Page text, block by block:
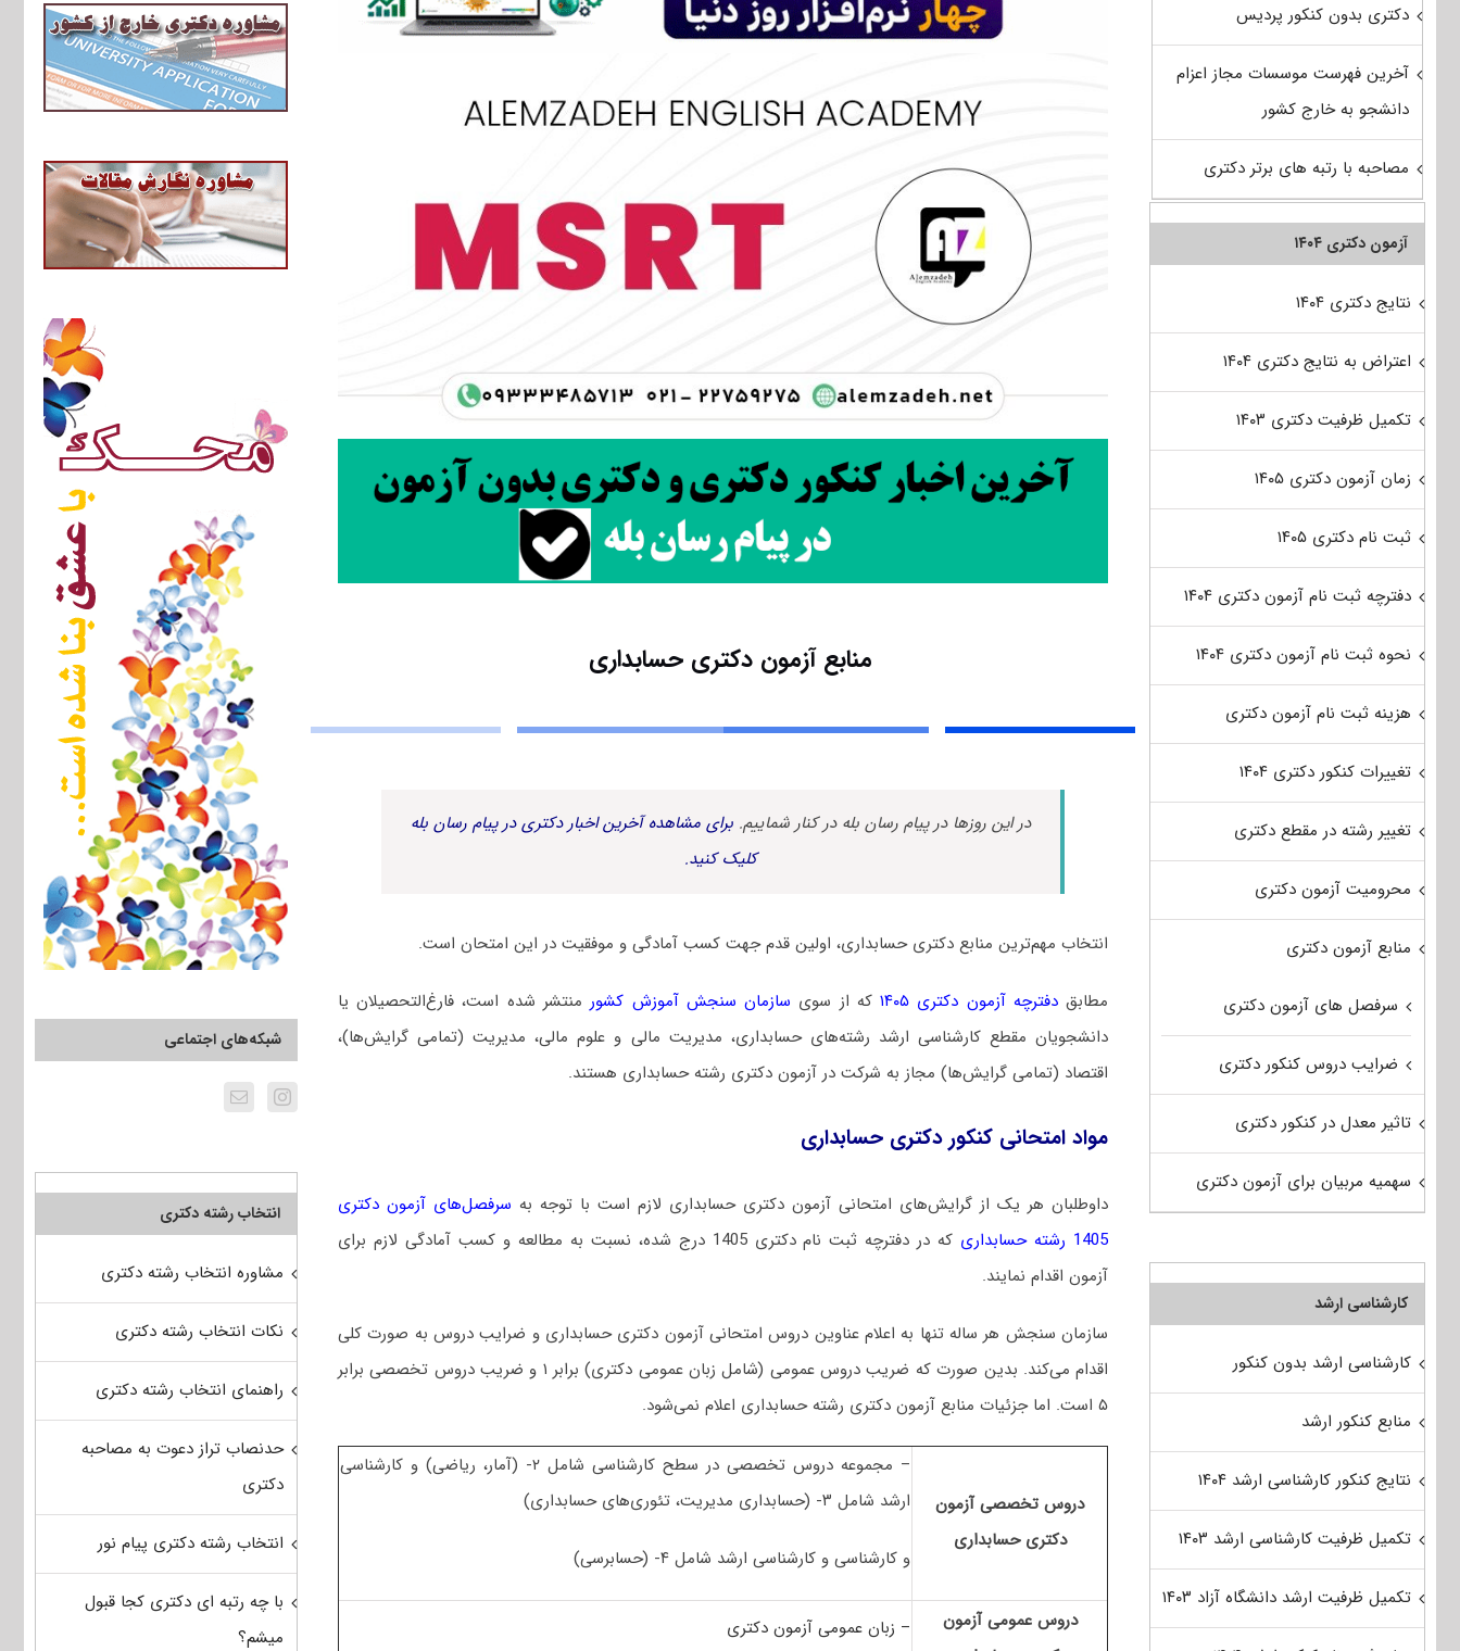
منابع آزمون دکتری حسابداری
در این روزها در پیام رسان بله در کنار شماییم. برای مشاهده آخرین اخبار دکتری در پیام رسان بله
کلیک کنید.
انتخاب مهم‌ترین منابع دکتری حسابداری، اولین قدم جهت کسب آمادگی و موفقیت در این امتحان است.
مطابقدفترچه آزمون دکتری ۱۴۰۵ که از سوی سازمان سنجش آموزش کشورمنتشر شده است، فارغ‌التحصیلان یا
دانشجویان مقطع کارشناسی ارشد رشته‌های حسابداری، مدیریت مالی و علوم مالی، مدیریت (تمامی گرایش‌ها)،
اقتصاد (تمامی گرایش‌ها) مجاز به شرکت در آزمون دکتری رشته حسابداری هستند.
مواد امتحانی کنکور دکتری حسابداری
داوطلبان هر یک از گرایش‌های امتحانی آزمون دکتری حسابداری لازم است با توجه به سرفصل‌های آزمون دکتری
1405 رشته حسابداری
که در دفترچه ثبت نام دکتری 1405 درج شده، نسبت به مطالعه و کسب آمادگی لازم برای
آزمون اقدام نمایند.
سازمان سنجش هر ساله تنها به اعلام عناوین دروس امتحانی آزمون دکتری حسابداری و ضرایب دروس به صورت کلی
اقدام می‌کند. بدین صورت که ضریب دروس عمومی (شامل زبان عمومی دکتری) برابر ۱ و ضریب دروس تخصصی برابر
۵ است
. اما جزئیات منابع آزمون دکتری رشته حسابداری اعلام نمی‌شود.
دروس تخصصی آزمون
دکتری حسابداری
– مجموعه دروس تخصصی در سطح کارشناسی شامل ۲- (آمار، ریاضی) و کارشناسی
ارشد شامل ۳- (حسابداری مدیریت، تئوری‌های حسابداری)
و کارشناسی و کارشناسی ارشد شامل ۴- (حسابرسی)
دروس عمومی آزمون
– زبان عمومی آزمون دکتری
شبکه‌های اجتماعی
انتخاب رشته دکتری
مشاوره انتخاب رشته دکتری
نکات انتخاب رشته دکتری
راهنمای انتخاب رشته دکتری
حدنصاب تراز دعوت به مصاحبه
دکتری
انتخاب رشته دکتری پیام نور
با چه رتبه ای دکتری کجا قبول
میشم؟
دکتری بدون کنکور پردیس
آخرین فهرست موسسات مجاز اعزام
دانشجو به خارج کشور
مصاحبه با رتبه های برتر دکتری
آزمون دکتری ۱۴۰۴
نتایج دکتری ۱۴۰۴
اعتراض به نتایج دکتری ۱۴۰۴
تکمیل ظرفیت دکتری ۱۴۰۳
زمان آزمون دکتری ۱۴۰۵
ثبت نام دکتری ۱۴۰۵
دفترچه ثبت نام آزمون دکتری ۱۴۰۴
نحوه ثبت نام آزمون دکتری ۱۴۰۴
هزینه ثبت نام آزمون دکتری
تغییرات کنکور دکتری ۱۴۰۴
تغییر رشته در مقطع دکتری
محرومیت آزمون دکتری
منابع آزمون دکتری
سرفصل های آزمون دکتری
ضرایب دروس کنکور دکتری
تاثیر معدل در کنکور دکتری
سهمیه مربیان برای آزمون دکتری
کارشناسی ارشد
کارشناسی ارشد بدون کنکور
منابع کنکور ارشد
نتایج کنکور کارشناسی ارشد ۱۴۰۴
تکمیل ظرفیت کارشناسی ارشد ۱۴۰۳
تکمیل ظرفیت ارشد دانشگاه آزاد ۱۴۰۳